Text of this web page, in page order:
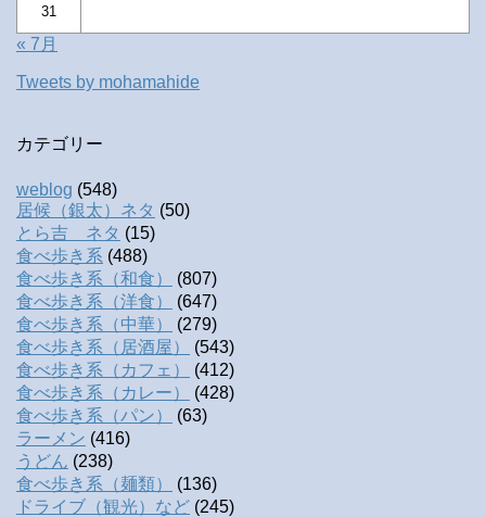
31
« 7月
Tweets by mohamahide
カテゴリー
weblog (548)
居候（銀太）ネタ (50)
とら吉 ネタ (15)
食べ歩き系 (488)
食べ歩き系（和食）
(807)
食べ歩き系（洋食）
(647)
食べ歩き系（中華）
(279)
食べ歩き系（居酒屋）
(543)
食べ歩き系（カフェ）
(412)
食べ歩き系（カレー）
(428)
食べ歩き系（パン）
(63)
ラーメン (416)
うどん (238)
食べ歩き系（麺類）
(136)
ドライブ（観光）など (245)